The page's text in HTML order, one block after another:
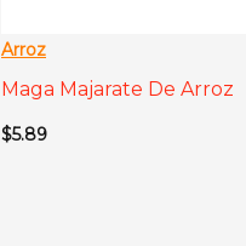
Arroz
Maga Majarate De Arroz
$5.89